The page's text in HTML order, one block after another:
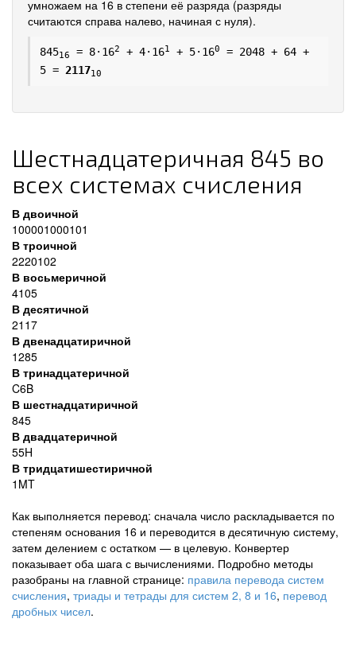
умножаем на 16 в степени её разряда (разряды
считаются справа налево, начиная с нуля).
84516 = 8·162 + 4·161 + 5·160
= 2048 + 64 +
5 = 211710
Шестнадцатеричная 845 во
всех системах счисления
В двоичной
100001000101
В троичной
2220102
В восьмеричной
4105
В десятичной
2117
В двенадцатиричной
1285
В тринадцатеричной
C6B
В шестнадцатиричной
845
В двадцатеричной
55H
В тридцатишестиричной
1MT
Как выполняется перевод: сначала число раскладывается по
степеням основания 16 и переводится в десятичную систему,
затем делением с остатком — в целевую. Конвертер
показывает оба шага с вычислениями. Подробно методы
разобраны на главной странице: правила перевода систем
счисления, триады и тетрады для систем 2, 8 и 16, перевод
дробных чисел.